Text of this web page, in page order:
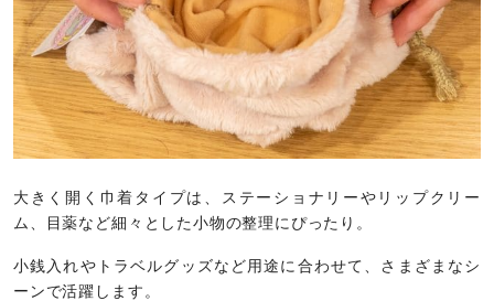
大きく開く巾着タイプは、ステーショナリーやリップクリー
ム、目薬など細々とした小物の整理にぴったり。
小銭入れやトラベルグッズなど用途に合わせて、さまざまなシ
ーンで活躍します。